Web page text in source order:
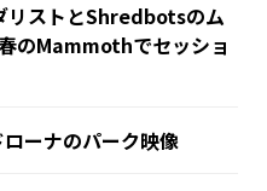
リストとShredbotsのム
のMammothでセッショ
ーナのパーク映像